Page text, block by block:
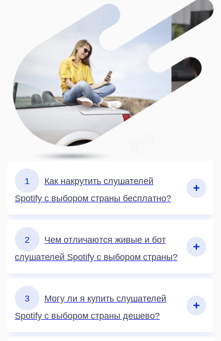
1
Как накрутить слушателей
Spotify с выбором страны бесплатно?
2
Чем отличаются живые и бот
слушателей Spotify с выбором страны?
3
Могу ли я купить слушателей
Spotify с выбором страны дешево?